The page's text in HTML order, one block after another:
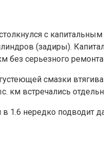
с
(задиры).
без серьезного
смазки
км встречались
1.6 нередко подводит